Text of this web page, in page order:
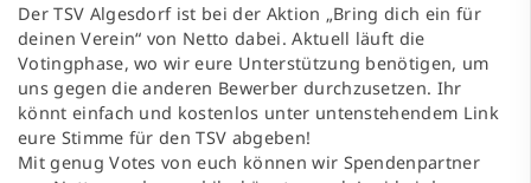
Der TSV Algesdorf ist bei der Aktion „Bring dich ein für
deinen Verein“ von Netto dabei. Aktuell läuft die
Votingphase, wo wir eure Unterstützung benötigen, um
uns gegen die anderen Bewerber durchzusetzen. Ihr
könnt einfach und kostenlos unter untenstehendem Link
eure Stimme für den TSV abgeben!
Mit genug Votes von euch können wir Spendenpartner